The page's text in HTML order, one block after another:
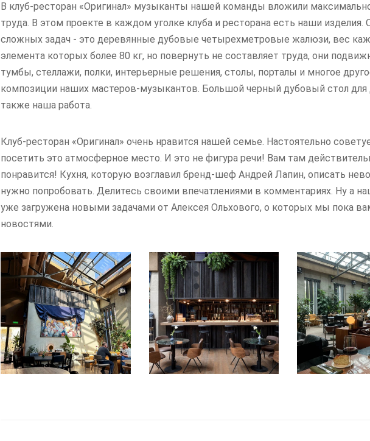
В клуб-ресторан «Оригинал» музыканты нашей команды вложили
труда. В этом проекте в каждом уголке клуба и ресторана есть наши изделия.
сложных задач - это деревянные дубовые четырехметровые жалюзи, вес
элемента которых более 80 кг, но повернуть не составляет труда, они
тумбы, стеллажи, полки, интерьерные решения, столы, порталы и многое
композиции наших мастеров-музыкантов. Большой черный дубовый стол
также наша работа.
Клуб-ресторан «Оригинал» очень нравится нашей семье. Настоятельно
посетить это атмосферное место. И это не фигура речи! Вам там
понравится! Кухня, которую возглавил бренд-шеф Андрей Лапин, описать
нужно попробовать. Делитесь своими впечатлениями в комментариях. Ну а
уже загружена новыми задачами от Алексея Ольхового, о которых мы пока
новостями.